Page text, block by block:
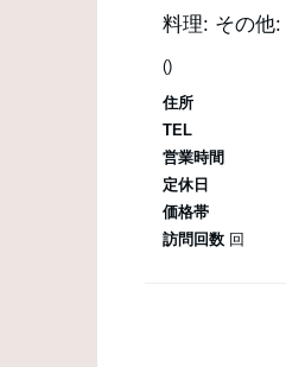
料理: その他:
()
住所
TEL
営業時間
定休日
価格帯
訪問回数 回